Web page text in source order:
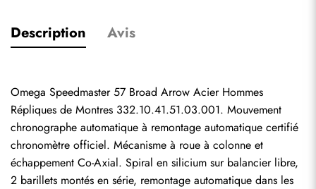
Description Avis
Répliques de Montres 332.10.41.51.03.001. Mouvement
chronographe automatique à remontage automatique certifié
chronomètre officiel. Mécanisme à roue à colonne et
échappement Co-Axial. Spiral en silicium sur balancier libre,
2 barillets montés en série, remontage automatique dans les